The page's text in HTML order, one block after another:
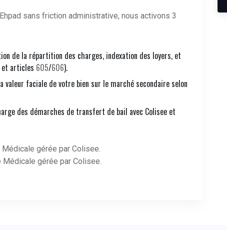
sans friction administrative, nous activons 3
de la répartition des charges, indexation des loyers, et
articles 605/606).
valeur faciale de votre bien sur le marché secondaire selon
des démarches de transfert de bail avec Colisee et
Médicale gérée par Colisee.
Médicale gérée par Colisee.